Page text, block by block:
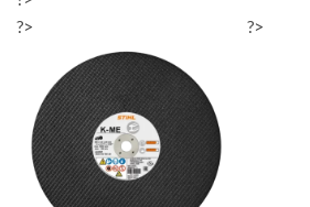
?>
?>